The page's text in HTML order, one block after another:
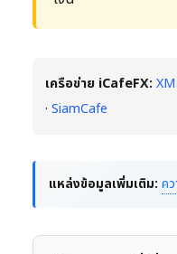
เครือข่าย iCafeFX:
·SiamCafe
แหล่งข้อมูลเพิ่มเติม: ค